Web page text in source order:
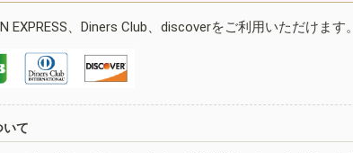
EXPRESS、Diners Club、discoverをご利用いただけます。
いて